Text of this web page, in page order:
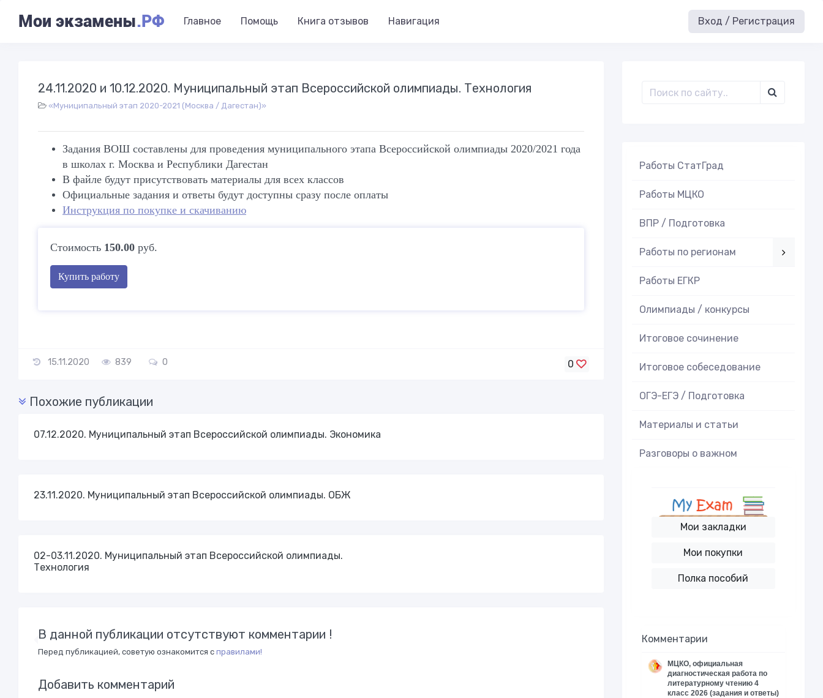
Мои экзамены.РФ Главное Помощь Книга отзывов Навигация Вход / Регистрация
24.11.2020 и 10.12.2020. Муниципальный этап Всероссийской олимпиады. Технология
«Муниципальный этап 2020-2021 (Москва / Дагестан)»
Задания ВОШ составлены для проведения муниципального этапа Всероссийской олимпиады 2020/2021 года
в школах г. Москва и Республики Дагестан
В файле будут присутствовать материалы для всех классов
Официальные задания и ответы будут доступны сразу после оплаты
Инструкция по покупке и скачиванию
Стоимость 150.00 руб.
Купить работу
15.11.2020 839 0 0
Похожие публикации
07.12.2020. Муниципальный этап Всероссийской олимпиады. Экономика
23.11.2020. Муниципальный этап Всероссийской олимпиады. ОБЖ
02-03.11.2020. Муниципальный этап Всероссийской олимпиады.
Технология
В данной публикации отсутствуют комментарии !
Перед публикацией, советую ознакомится с правилами!
Добавить комментарий
Работы СтатГрад
Работы МЦКО
ВПР / Подготовка
Работы по регионам
Работы ЕГКР
Олимпиады / конкурсы
Итоговое cочинение
Итоговое cобеседование
ОГЭ-ЕГЭ / Подготовка
Материалы и статьи
Разговоры о важном
Мои закладки
Мои покупки
Полка пособий
Комментарии
МЦКО, официальная
диагностическая работа по
литературному чтению 4
класс 2026 (задания и ответы)